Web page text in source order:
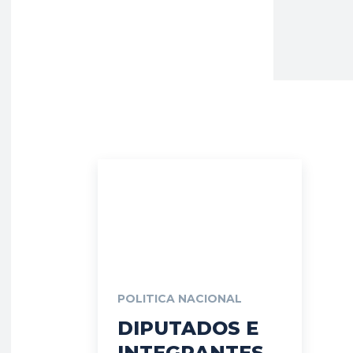
POLITICA NACIONAL
DIPUTADOS E